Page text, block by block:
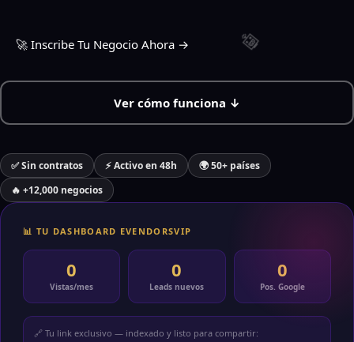
▶️
🚀 Inscribe Tu Negocio Ahora →
Ver cómo funciona ↓
✅ Sin contratos ⚡ Activo en 48h
🌍 50+ países
🔥 +12,000 negocios
📊 TU DASHBOARD EVENDORSVIP
0
Vistas/mes
0
Leads nuevos
0
Pos. Google
🔗 Tu link exclusivo — indexado y listo para compartir: